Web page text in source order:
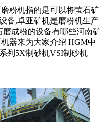
粉机指的是可以将萤石矿
备,卓亚矿机是磨粉机生产
成粉的设备有哪些河南矿
器来为大家介绍 HGM中
列5X制砂机VSI制砂机